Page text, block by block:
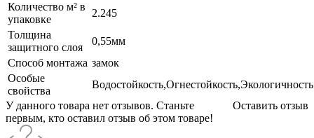
Количество м² в
упаковке
2.245
Толщина
защитного слоя
0,55мм
Способ монтажа замок
Особые
свойства
Водостойкость,Огнестойкость,Экологичность
Оставить отзыв
У данного товара нет отзывов. Станьте
первым, кто оставил отзыв об этом товаре!